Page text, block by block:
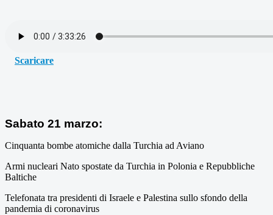
Scaricare
Sabato 21 marzo:
Cinquanta bombe atomiche dalla Turchia ad Aviano
Armi nucleari Nato spostate da Turchia in Polonia e Repubbliche
Baltiche
Telefonata tra presidenti di Israele e Palestina sullo sfondo della
pandemia di coronavirus